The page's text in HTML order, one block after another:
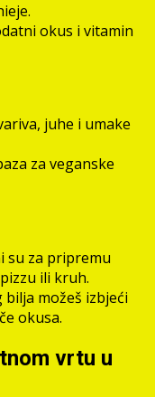
okus i vitamin
juhe i umake
za veganske
su za pripremu
ili kruh.
možeš izbjeći
okusa.
vrtu u